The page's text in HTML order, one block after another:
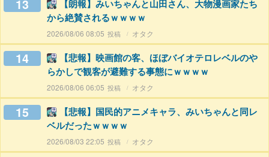
13
【朗報】みいちゃんと山田さん、大物漫画家たち
から絶賛されるｗｗｗｗ
2026/08/06 08:05 オタク
14
【悲報】映画館の客、ほぼバイオテロレベルのや
らかしで観客が避難する事態にｗｗｗｗ
2026/08/06 06:05 オタク
15
【悲報】国民的アニメキャラ、みいちゃんと同レ
ベルだったｗｗｗｗ
2026/08/03 22:05 オタク